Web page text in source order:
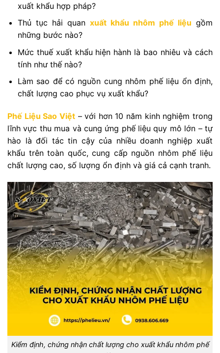
xuất khẩu hợp pháp?
Thủ tục hải quan xuất khẩu nhôm phế liệu gồm
những bước nào?
Mức thuế xuất khẩu hiện hành là bao nhiêu và cách
tính như thế nào?
Làm sao để có nguồn cung nhôm phế liệu ổn định,
chất lượng cao phục vụ xuất khẩu?
Phế Liệu Sao Việt– với hơn 10 năm kinh nghiệm trong
lĩnh vực thu mua và cung ứng phế liệu quy mô lớn – tự
hào là đối tác tin cậy của nhiều doanh nghiệp xuất
khẩu trên toàn quốc, cung cấp nguồn nhôm phế liệu
chất lượng cao, số lượng ổn định và giá cả cạnh tranh.
Kiểm định, chứng nhận chất lượng cho xuất khẩu nhôm phế